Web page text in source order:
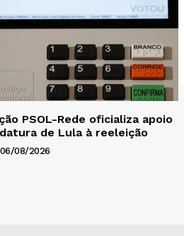
PSOL-Rede oficializa apoio
de Lula à reeleição
06/08/2026